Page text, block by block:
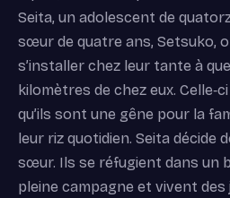
Seita, un adolescent de
sœur de quatre ans, Setsuko,
s’installer chez leur tante à
kilomètres de chez eux.
qu’ils sont une gêne pour la
leur riz quotidien. Seita décide
sœur. Ils se réfugient dans un
pleine campagne et vivent